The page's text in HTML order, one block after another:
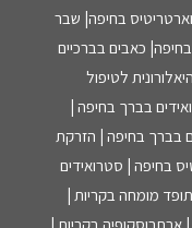
בחיפה| שבר
כאבים בברכיים
לטיפול
בברך בחיפה |
בברך בחיפה | הזרקת
בחיפה | סטרואידים
מומחה בקריות |